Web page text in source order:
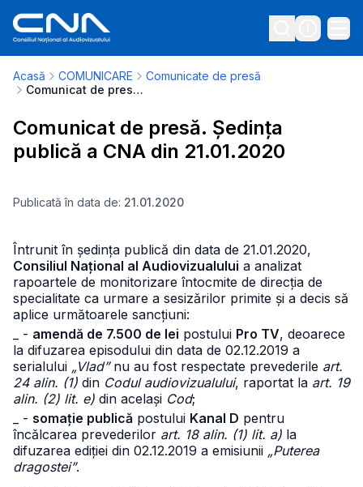
Acasă COMUNICARE
Comunicate de presă
Comunicat de presă. Ședința publică a CNA din 21.01.2020
Comunicat de presă. Ședința
publică a CNA din 21.01.2020
Publicată în data de: 21.01.2020
Întrunit în ședința publică din data de 21.01.2020,
Consiliul Național al Audiovizualului a analizat
rapoartele de monitorizare întocmite de direcția de
specialitate ca urmare a sesizărilor primite și a decis să
aplice următoarele sancțiuni:
_ - amendă de 7.500 de lei postului Pro TV, deoarece
la difuzarea episodului din data de 02.12.2019 a
serialului „Vlad”nu au fost respectate prevederile art.
24 alin. (1) din Codul audiovizualului, raportat la art. 19
alin. (2) lit. e) din același Cod;
_ - somație publică postului Kanal D pentru
încălcarea prevederilor art. 18 alin. (1) lit. a) la
difuzarea ediției din 02.12.2019 a emisiunii „Puterea
dragostei”.